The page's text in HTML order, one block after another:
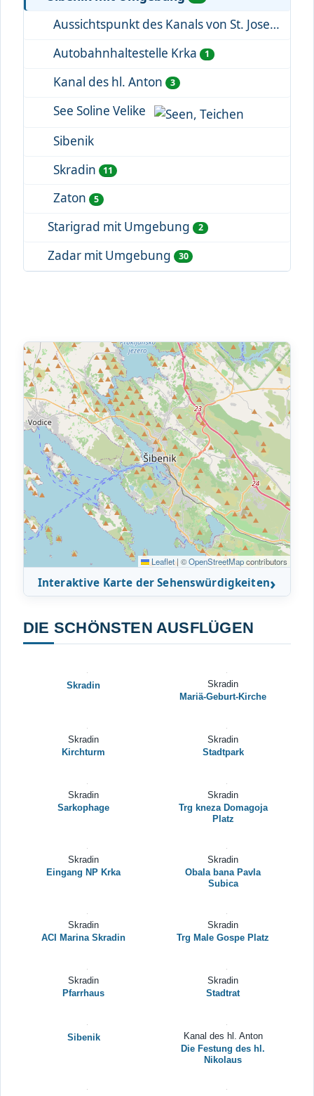
Aussichtspunkt des Kanals von St. Joseph
Autobahnhaltestelle Krka
1
Kanal des hl. Anton 3
See Soline Velike
Sibenik
Skradin
11
Zaton 5
Starigrad mit Umgebung 2
Zadar mit Umgebung 30
Leaflet| ©OpenStreetMapcontributors
Interaktive Karte der Sehenswürdigkeiten
DIE SCHÖNSTEN AUSFLÜGEN
Skradin
Skradin
Mariä-Geburt-Kirche
Skradin
Kirchturm
Skradin
Stadtpark
Skradin
Sarkophage
Skradin
Trg kneza Domagoja
Platz
Skradin
Eingang NP Krka
Skradin
Obala bana Pavla
Subica
Skradin
ACI Marina Skradin
Skradin
Trg Male Gospe Platz
Skradin
Pfarrhaus
Skradin
Stadtrat
Sibenik
Kanal des hl. Anton
Die Festung des hl.
Nikolaus